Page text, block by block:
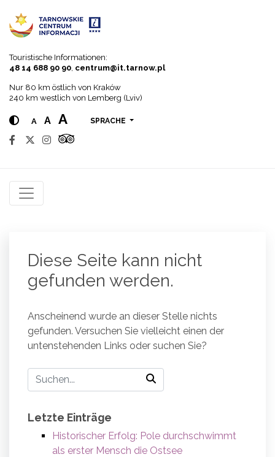
Touristische Informationen:
48 14 688 90 90 centrum@it.tarnow.pl
Nur 80 km östlich von Kraków
240 km westlich von Lemberg (Lviv)
A A A SPRACHE
Diese Seite kann nicht
gefunden werden.
Anscheinend wurde an dieser Stelle nichts
gefunden. Versuchen Sie vielleicht einen der
untenstehenden Links oder suchen Sie?
Letzte Einträge
Historischer Erfolg: Pole durchschwimmt
als erster Mensch die Ostsee